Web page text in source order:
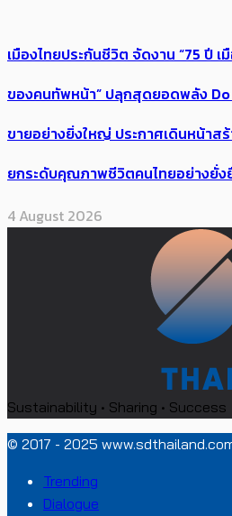
เมืองไทยประกันชีวิต จัดงาน “75 ปี
ของคนทัพหน้า” ปลุกสุดยอดพลัง Do
ขายอย่างยิ่งใหญ่ ประกาศเดินหน้าส
ยกระดับคุณภาพชีวิตคนไทยอย่างยั่ง
4 August 2026
Sustainability • Sharing • Success
© 2017 - 2025
Trending
Dialogue